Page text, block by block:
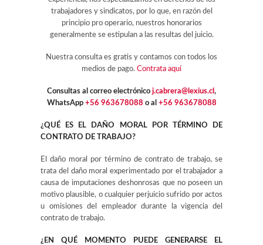
trabajadores y sindicatos, por lo que, en razón del
principio pro operario, nuestros honorarios
generalmente se estipulan a las resultas del juicio.
Nuestra consulta es gratis y contamos con todos los
medios de pago. Contrata aquí
Consultas al correo electrónico j.cabrera@lexius.cl ,
WhatsApp+56 963678088 o al +56 963678088
¿QUÉ ES EL DAÑO MORAL POR TÉRMINO DE
CONTRATO DE TRABAJO?
El daño moral por término de contrato de trabajo, se
trata del daño moral experimentado por el trabajador a
causa de imputaciones deshonrosas que no poseen un
motivo plausible, o cualquier perjuicio sufrido por actos
u omisiones del empleador durante la vigencia del
contrato de trabajo.
¿EN QUÉ MOMENTO PUEDE GENERARSE EL